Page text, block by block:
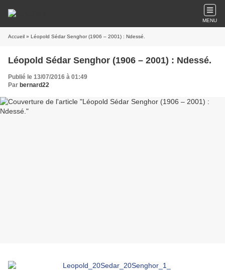
MENU
Accueil » Léopold Sédar Senghor (1906 – 2001) : Ndessé.
Léopold Sédar Senghor (1906 – 2001) : Ndessé.
Publié le 13/07/2016 à 01:49
Par bernard22